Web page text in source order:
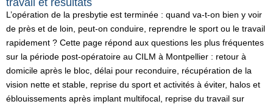
travail et résultats
L’opération de la presbytie est terminée : quand va-t-on bien y voir
de près et de loin, peut-on conduire, reprendre le sport ou le travail
rapidement ? Cette page répond aux questions les plus fréquentes
sur la période post-opératoire au CILM à Montpellier : retour à
domicile après le bloc, délai pour reconduire, récupération de la
vision nette et stable, reprise du sport et activités à éviter, halos et
éblouissements après implant multifocal, reprise du travail sur